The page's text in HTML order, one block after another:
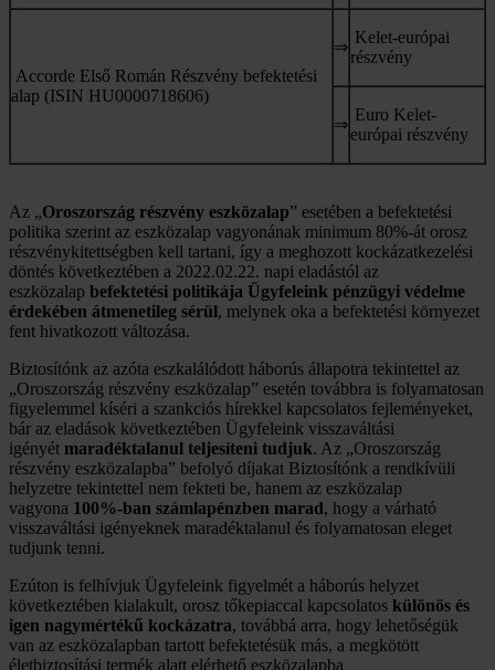
Accorde Első Román Részvény befektetési
alap (ISIN HU0000718606)
⇒
Kelet-európai
részvény
⇒
Euro Kelet-
európai részvény
Az „Oroszország részvény eszközalap” esetében a befektetési
politika szerint az eszközalap vagyonának minimum 80%-át orosz
részvénykitettségben kell tartani, így a meghozott kockázatkezelési
döntés következtében a 2022.02.22. napi eladástól az
eszközalap befektetési politikája Ügyfeleink pénzügyi védelme
érdekében átmenetileg sérül, melynek oka a befektetési környezet
fent hivatkozott változása.
Biztosítónk az azóta eszkalálódott háborús állapotra tekintettel az
„Oroszország részvény eszközalap” esetén továbbra is folyamatosan
figyelemmel kíséri a szankciós hírekkel kapcsolatos fejleményeket,
bár az eladások következtében Ügyfeleink visszaváltási
igényét maradéktalanul teljesíteni tudjuk. Az „Oroszország
részvény eszközalapba” befolyó díjakat Biztosítónk a rendkívüli
helyzetre tekintettel nem fekteti be, hanem az eszközalap
vagyona 100%-ban számlapénzben marad, hogy a várható
visszaváltási igényeknek maradéktalanul és folyamatosan eleget
tudjunk tenni.
Ezúton is felhívjuk Ügyfeleink figyelmét a háborús helyzet
következtében kialakult, orosz tőkepiaccal kapcsolatos különös és
igen nagymértékű kockázatra, továbbá arra, hogy lehetőségük
van az eszközalapban tartott befektetésük más, a megkötött
életbiztosítási termék alatt elérhető eszközalapba